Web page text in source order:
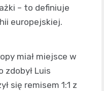
– to definiuje
europejskiej.
miał miejsce w
zdobył Luis
się remisem 1:1 z